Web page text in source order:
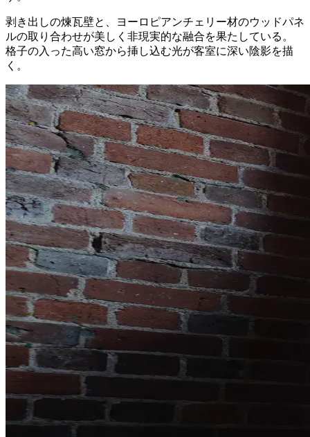
剥き出しの煉瓦壁と、ヨーロピアンチェリー材のウッドパネ
ルの取り合わせが美しく非現実的な融合を果たしている。
格子の入った高い窓から挿し込む光が客室に深い陰影を描
く。